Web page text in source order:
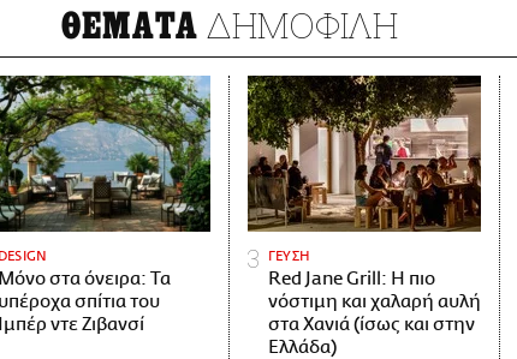
ΘΕΜΑΤΑ ΔΗΜΟΦΙΛΗ
DESIGN
Μόνο στα όνειρα: Τα
υπέροχα σπίτια του
Ιμπέρ ντε Ζιβανσί
ΓΕΥΣΗ
Red Jane Grill: Η πιο
νόστιμη και χαλαρή αυλή
στα Χανιά (ίσως και στην
Ελλάδα)